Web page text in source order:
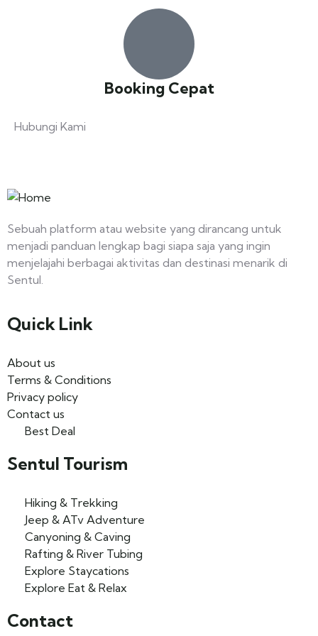
Booking Cepat
Hubungi Kami
Sebuah platform atau website yang dirancang untuk
menjadi panduan lengkap bagi siapa saja yang ingin
menjelajahi berbagai aktivitas dan destinasi menarik di
Sentul.
Quick Link
About us
Terms & Conditions
Privacy policy
Contact us
Best Deal
Sentul Tourism
Hiking & Trekking
Jeep & ATv Adventure
Canyoning & Caving
Rafting & River Tubing
Explore Staycations
Explore Eat & Relax
Contact